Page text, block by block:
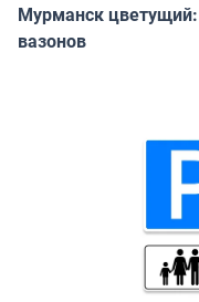
Мурманск
вазонов